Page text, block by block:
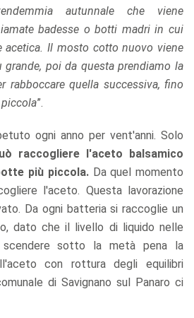
autunnale che viene
badesse o botti madri in cui
acetica. Il mosto cotto nuovo viene
poi da questa prendiamo la
rabboccare quella successiva, fino
”.
ogni anno per vent'anni. Solo
raccogliere l'aceto balsamico
più piccola. Da quel momento
l'aceto. Questa lavorazione
Da ogni batteria si raccoglie un
dato che il livello di liquido nelle
sotto la metà pena la
con rottura degli equilibri
di Savignano sul Panaro ci